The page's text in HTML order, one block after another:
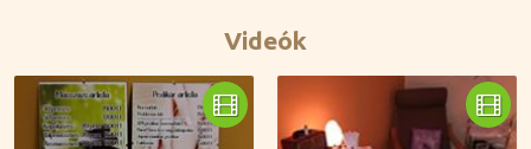
Videók